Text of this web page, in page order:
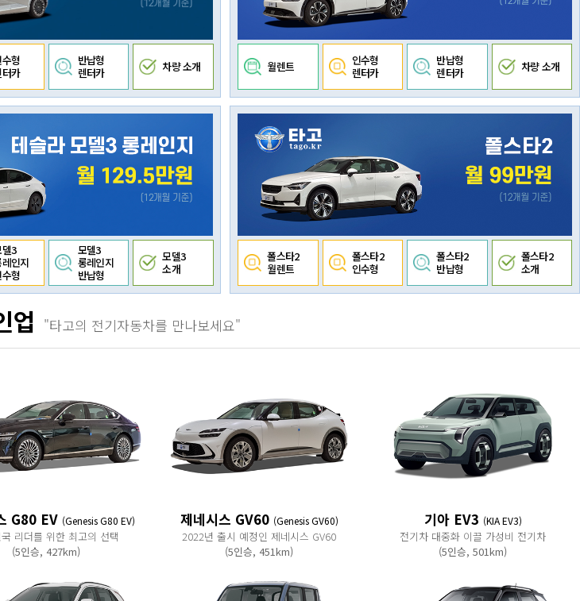
형
카
반납형
렌터카
차량 소개 월렌트
인수형
렌터카
반납형
렌터카
차량 소개
3
인지
형
모델3
롱레인지
반납형
모델3
소개
폴스타2
월렌트
폴스타2
인수형
폴스타2
반납형
폴스타2
소개
업 "타고의 전기자동차를 만나보세요"
G80 EV (Genesis G80 EV)
리더를 위한 최고의 선택
(5인승, 427km)
제네시스 GV60 (Genesis GV60)
2022년 출시 예정인 제네시스 GV60
(5인승, 451km)
기아 EV3 (KIA EV3)
전기차 대중화 이끌 가성비 전기차
(5인승, 501km)